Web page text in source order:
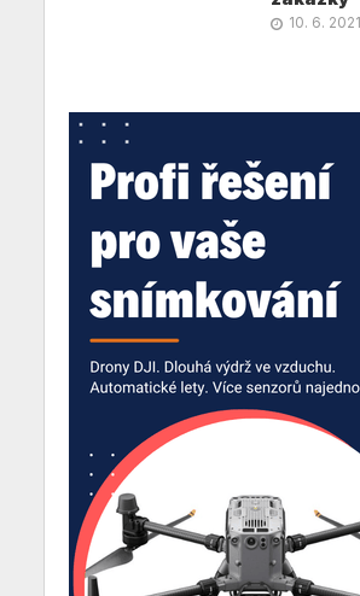
10. 6. 2021